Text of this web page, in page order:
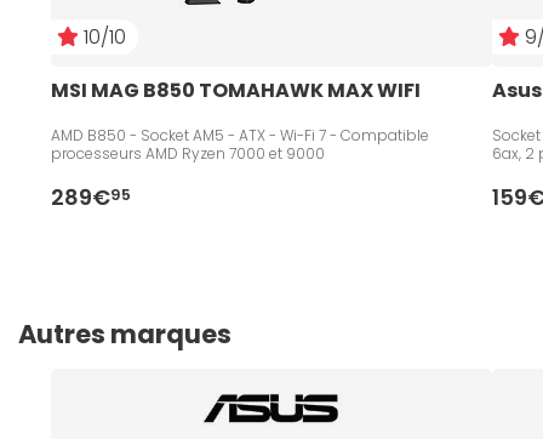
10/10
MSI MAG B850 TOMAHAWK MAX WIFI
AMD B850 - Socket AM5 - ATX - Wi-Fi 7 - Compatible
processeurs AMD Ryzen 7000 et 9000
289€95
6ax, 2
Autres marques